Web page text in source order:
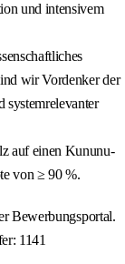
und intensivem
wir Vordenker der
systemrelevanter
auf einen Kununu-
von ≥ 90 %.
Bewerbungsportal.
1141